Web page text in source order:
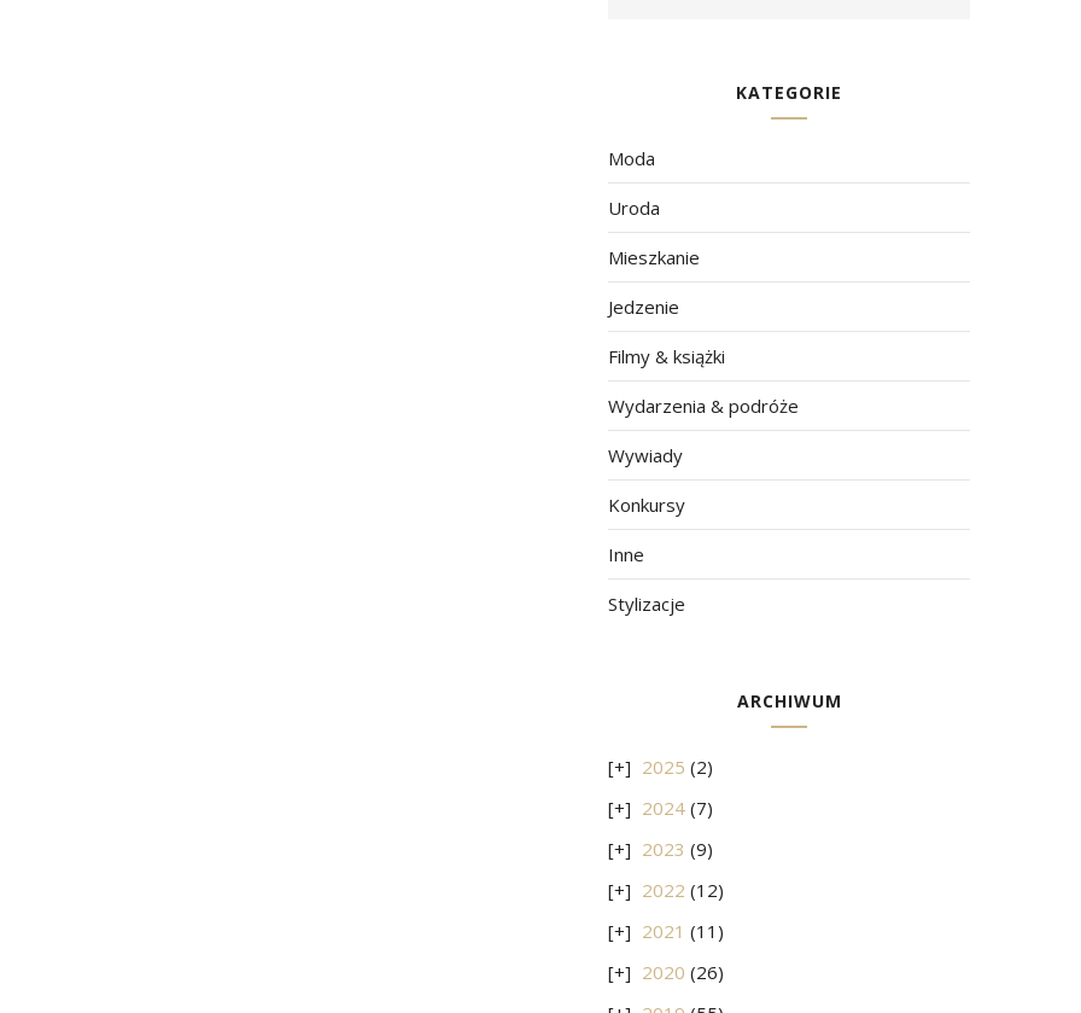
KATEGORIE
Moda
Uroda
Mieszkanie
Jedzenie
Filmy & książki
Wydarzenia & podróże
Wywiady
Konkursy
Inne
Stylizacje
ARCHIWUM
2025 (2)
2024 (7)
2023 (9)
2022 (12)
2021 (11)
2020 (26)